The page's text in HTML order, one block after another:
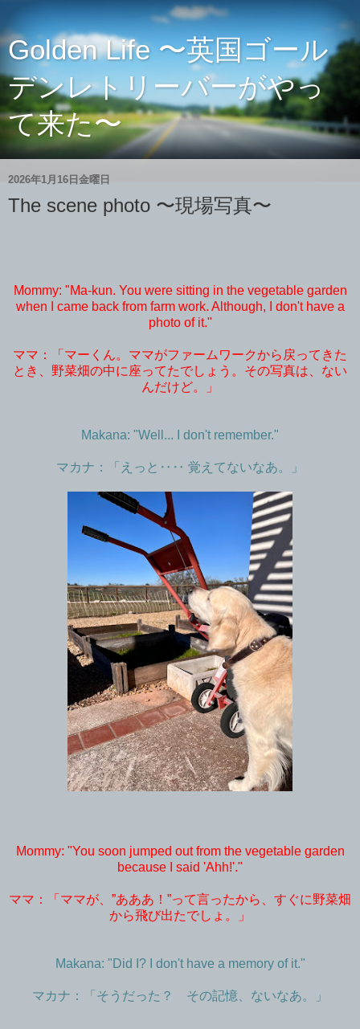
Golden Life 〜英国ゴール
デンレトリーバーがやっ
て来た〜
2026年1月16日金曜日
The scene photo 〜現場写真〜
Mommy: "Ma-kun. You were sitting in the vegetable garden
when I came back from farm work. Although, I don't have a
photo of it."
ママ：「マーくん。ママがファームワークから戻ってきた
とき、野菜畑の中に座ってたでしょう。その写真は、ない
んだけど。」
Makana: "Well... I don't remember."
マカナ：「えっと‥‥ 覚えてないなあ。」
Mommy: "You soon jumped out from the vegetable garden
because I said 'Ahh!'."
ママ：「ママが、”あああ！”って言ったから、すぐに野菜畑
から飛び出たでしょ。」
Makana: "Did I? I don't have a memory of it."
マカナ：「そうだった？ その記憶、ないなあ。」